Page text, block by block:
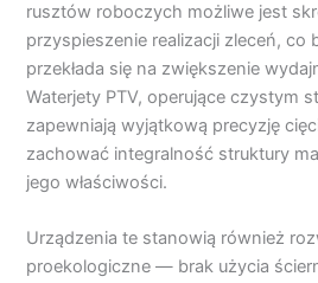
rusztów roboczych możliwe jest
przyspieszenie realizacji zleceń, co
przekłada się na zwiększenie
Waterjety PTV, operujące czystym
zapewniają wyjątkową precyzję
zachować integralność struktury
jego właściwości.
Urządzenia te stanowią również
proekologiczne — brak użycia